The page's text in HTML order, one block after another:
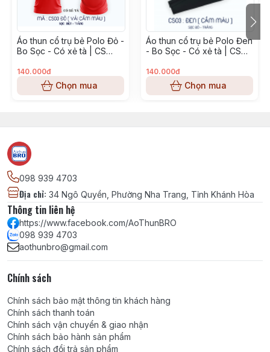
Áo thun cổ trụ bẻ Polo Đỏ -
Bo Sọc - Có xẻ tà | CS
140.000đ
Chọn mua
Áo thun cổ trụ bẻ Polo Đen
- Bo Sọc - Có xẻ tà | CS
140.000đ
Chọn mua
098 939 4703
Địa chỉ: 34 Ngô Quyền, Phường Nha Trang, Tỉnh Khánh Hòa
Thông tin liên hệ
https://www.facebook.com/AoThunBRO
098 939 4703
aothunbro@gmail.com
Chính sách
Chính sách bảo mật thông tin khách hàng
Chính sách thanh toán
Chính sách vận chuyển & giao nhận
Chính sách bảo hành sản phẩm
Chính sách đổi trả sản phẩm